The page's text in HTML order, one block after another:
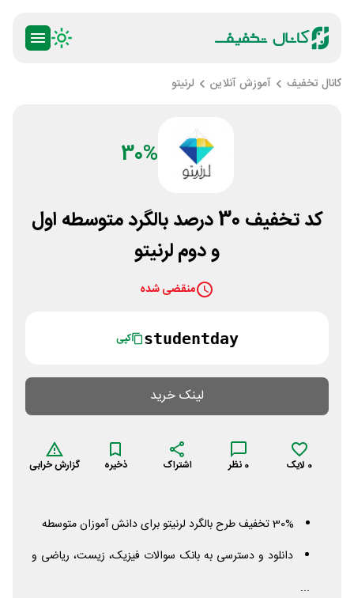
کانال تخفیف آموزش آنلاین لرنیتو
30%
کد تخفیف 30 درصد بالگرد متوسطه اول
و دوم لرنیتو
منقضی شده
studentday کپی
لینک خرید
0 لایک 0 نظر اشتراک ذخیره گزارش خرابی
30% تخفیف طرح بالگرد لرنیتو برای دانش آموزان متوسطه
دانلود و دسترسی به بانک سوالات فیزیک، زیست، ریاضی و
...